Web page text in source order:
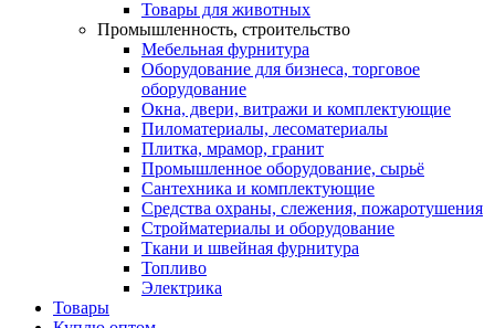
Товары для животных
Промышленность, строительство
Мебельная фурнитура
Оборудование для бизнеса, торговое
оборудование
Окна, двери, витражи и комплектующие
Пиломатериалы, лесоматериалы
Плитка, мрамор, гранит
Промышленное оборудование, сырьё
Сантехника и комплектующие
Средства охраны, слежения, пожаротушения
Стройматериалы и оборудование
Ткани и швейная фурнитура
Топливо
Электрика
Товары